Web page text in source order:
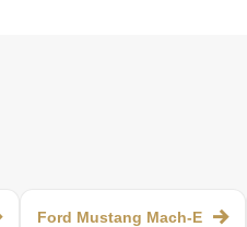
Ford Mustang Mach-E